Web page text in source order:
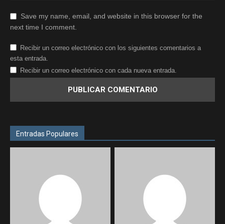
Save my name, email, and website in this browser for the
next time I comment.
Recibir un correo electrónico con los siguientes comentarios a
esta entrada.
Recibir un correo electrónico con cada nueva entrada.
Entradas Populares